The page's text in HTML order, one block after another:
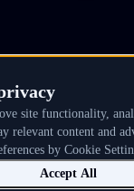
site functionality,
relevant content and
by Cookie
Accept All